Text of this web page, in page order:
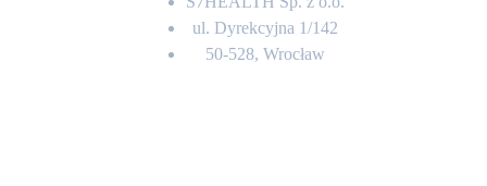
ul. Dyrekcyjna 1/142
50-528, Wrocław